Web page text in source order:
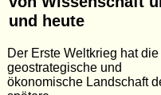
und heute
Der Erste Weltkrieg hat
geostrategische und
ökonomische Landschaft